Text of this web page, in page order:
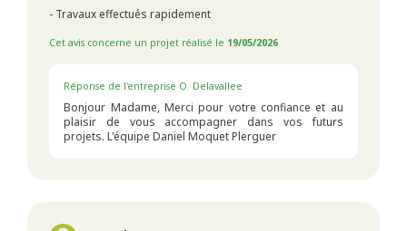
- Travaux effectués rapidement
Cet avis concerne un projet réalisé le 19/05/2026
Réponse de l'entreprise O. Delavallee
Bonjour Madame, Merci pour votre confiance et au
plaisir de vous accompagner dans vos futurs
projets. L'équipe Daniel Moquet Plerguer